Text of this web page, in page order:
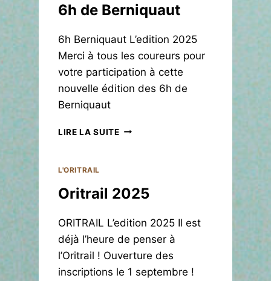
R
D
T
R
A
0
6h de Berniquaut
6h Berniquaut L’edition 2025
Merci à tous les coureurs pour
votre participation à cette
nouvelle édition des 6h de
Berniquaut
LIRE LA SUITE6
E
N
Q
U
A
L'ORITRAIL
Oritrail 2025
ORITRAIL L’edition 2025 Il est
déjà l’heure de penser à
l’Oritrail ! Ouverture des
inscriptions le 1 septembre !